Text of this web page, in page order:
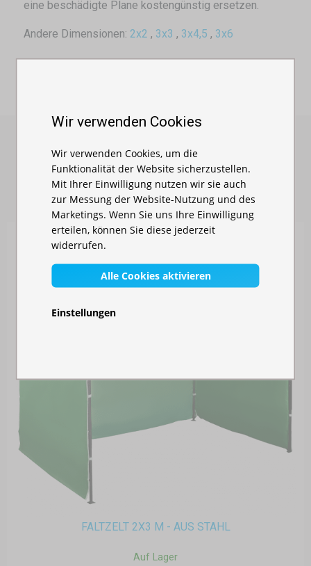
eine beschädigte Plane kostengünstig ersetzen.
Andere Dimensionen: 2x2 , 3x3 , 3x4,5 , 3x6
ÄHNLICHE PRODUKTE
FALTZELT 2X3 M - AUS STAHL
Auf Lager
Wir verwenden Cookies
Wir verwenden Cookies, um die
Funktionalität der Website sicherzustellen.
Mit Ihrer Einwilligung nutzen wir sie auch
zur Messung der Website-Nutzung und des
Marketings. Wenn Sie uns Ihre Einwilligung
erteilen, können Sie diese jederzeit
widerrufen.
Alle Cookies aktivieren
Einstellungen